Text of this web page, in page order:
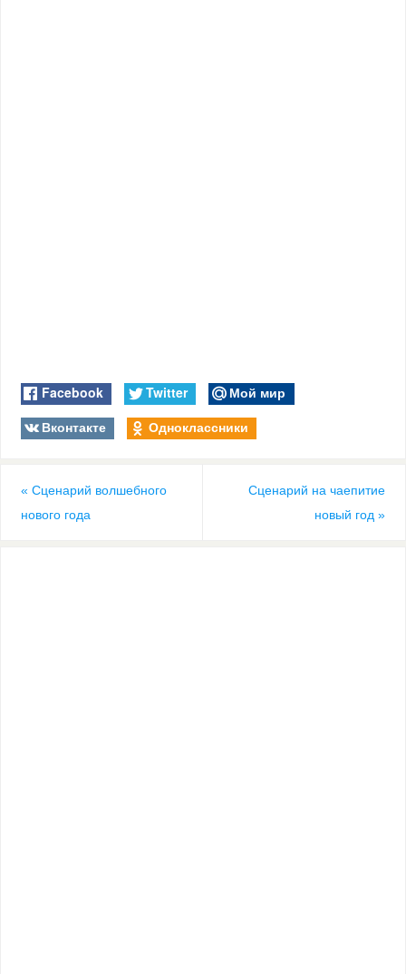
Facebook Twitter
Мой мир
Вконтакте
Одноклассники
« Сценарий волшебного
нового года
Сценарий на чаепитие
новый год»